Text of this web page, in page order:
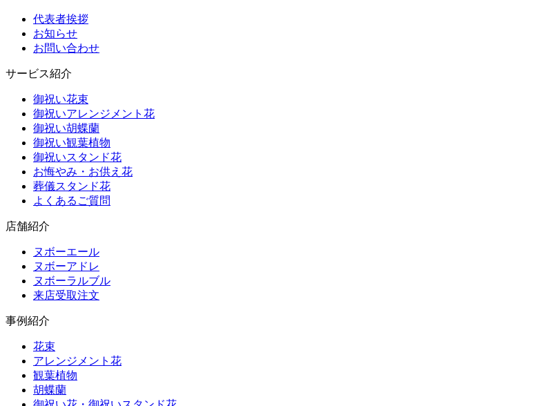
代表者挨拶
お知らせ
お問い合わせ
サービス紹介
御祝い花束
御祝いアレンジメント花
御祝い胡蝶蘭
御祝い観葉植物
御祝いスタンド花
お悔やみ・お供え花
葬儀スタンド花
よくあるご質問
店舗紹介
ヌボーエール
ヌボーアドレ
ヌボーラルブル
来店受取注文
事例紹介
花束
アレンジメント花
観葉植物
胡蝶蘭